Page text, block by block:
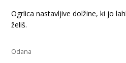
Ogrlica nastavljive dolžine, ki jo
želiš.
Odana